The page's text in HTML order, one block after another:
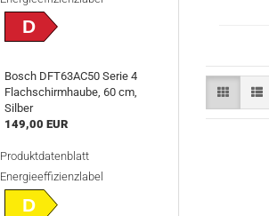
D
Bosch DFT63AC50 Serie 4
Flachschirmhaube, 60 cm,
Silber
149,00 EUR
Produktdatenblatt
Energieeffizienzlabel
D